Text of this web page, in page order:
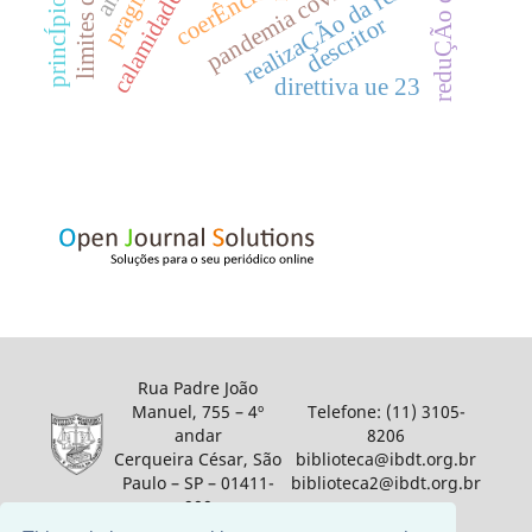
realizaÇÃo da renda
direttiva ue 23
descritor
Rua Padre João
Manuel, 755 – 4º
andar
Cerqueira César, São
Paulo – SP – 01411-
900
Telefone: (11) 3105-
8206
biblioteca@ibdt.org.br
biblioteca2@ibdt.org.br